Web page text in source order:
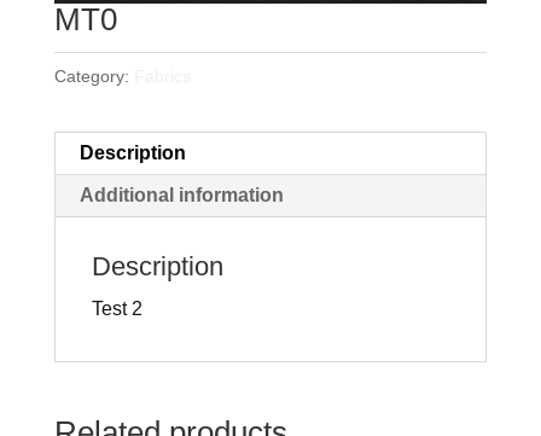
MT0
Category:
Description
Additional information
Description
Test 2